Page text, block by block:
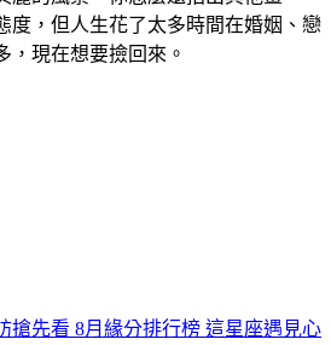
麗的風景，你怎麼還拍出其他畫
度，但人生花了太多時間在婚姻、戀